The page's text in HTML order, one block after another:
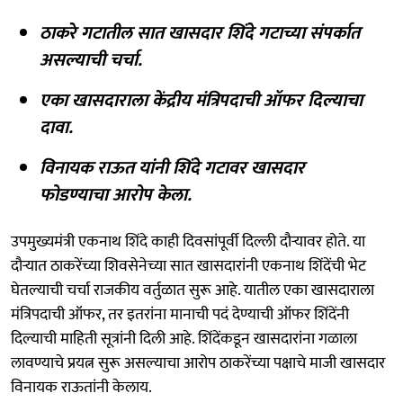
ठाकरे गटातील सात खासदार शिंदे गटाच्या संपर्कात
असल्याची चर्चा.
एका खासदाराला केंद्रीय मंत्रिपदाची ऑफर दिल्याचा
दावा.
विनायक राऊत यांनी शिंदे गटावर खासदार
फोडण्याचा आरोप केला.
उपमुख्यमंत्री एकनाथ शिंदे काही दिवसांपूर्वी दिल्ली दौऱ्यावर होते. या
दौऱ्यात ठाकरेंच्या शिवसेनेच्या सात खासदारांनी एकनाथ शिंदेंची भेट
घेतल्याची चर्चा राजकीय वर्तुळात सुरू आहे. यातील एका खासदाराला
मंत्रिपदाची ऑफर, तर इतरांना मानाची पदं देण्याची ऑफर शिंदेंनी
दिल्याची माहिती सूत्रांनी दिली आहे. शिंदेंकडून खासदारांना गळाला
लावण्याचे प्रयत्न सुरू असल्याचा आरोप ठाकरेंच्या पक्षाचे माजी खासदार
विनायक राऊतांनी केलाय.